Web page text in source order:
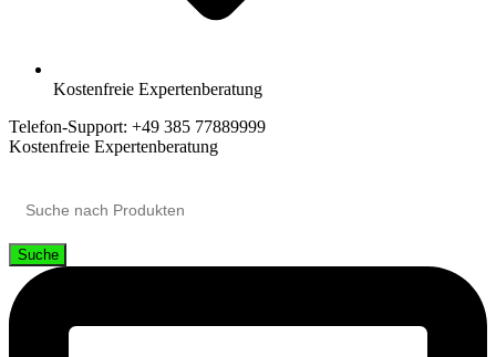
Kostenfreie Expertenberatung
Telefon-Support: +49 385 77889999
Kostenfreie Expertenberatung
Suche